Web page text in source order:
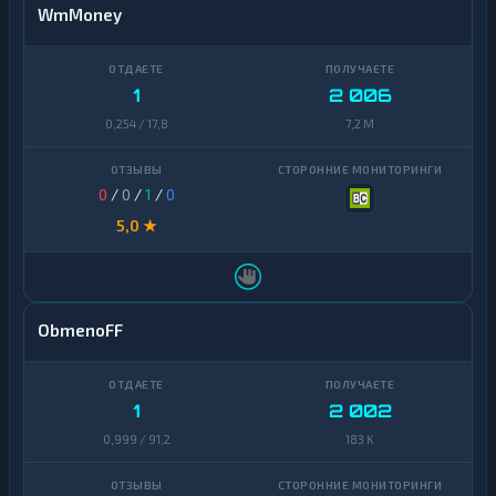
WmMoney
1
0,254 / 17,8
2 006
7,2 M
0 / 0 /1 /0
5,0 ★
ObmenoFF
1
0,999 / 91,2
2 002
183 K